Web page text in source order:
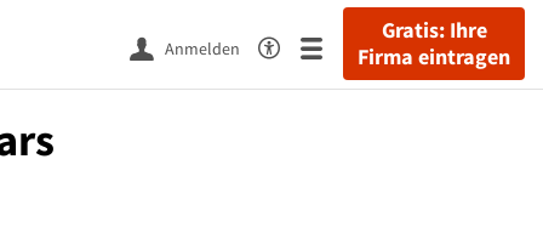
Gratis: Ihre
Firma eintragen
Anmelden